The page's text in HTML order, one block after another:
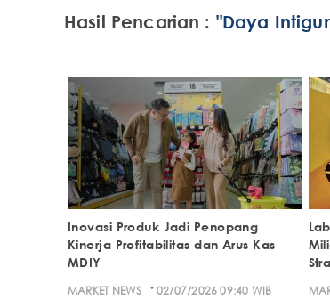
Hasil Pencarian : "Daya
Inovasi Produk Jadi Penopang
Kinerja Profitabilitas dan Arus Kas
MDIY
MARKET NEWS · 02/07/2026 09:40 WIB